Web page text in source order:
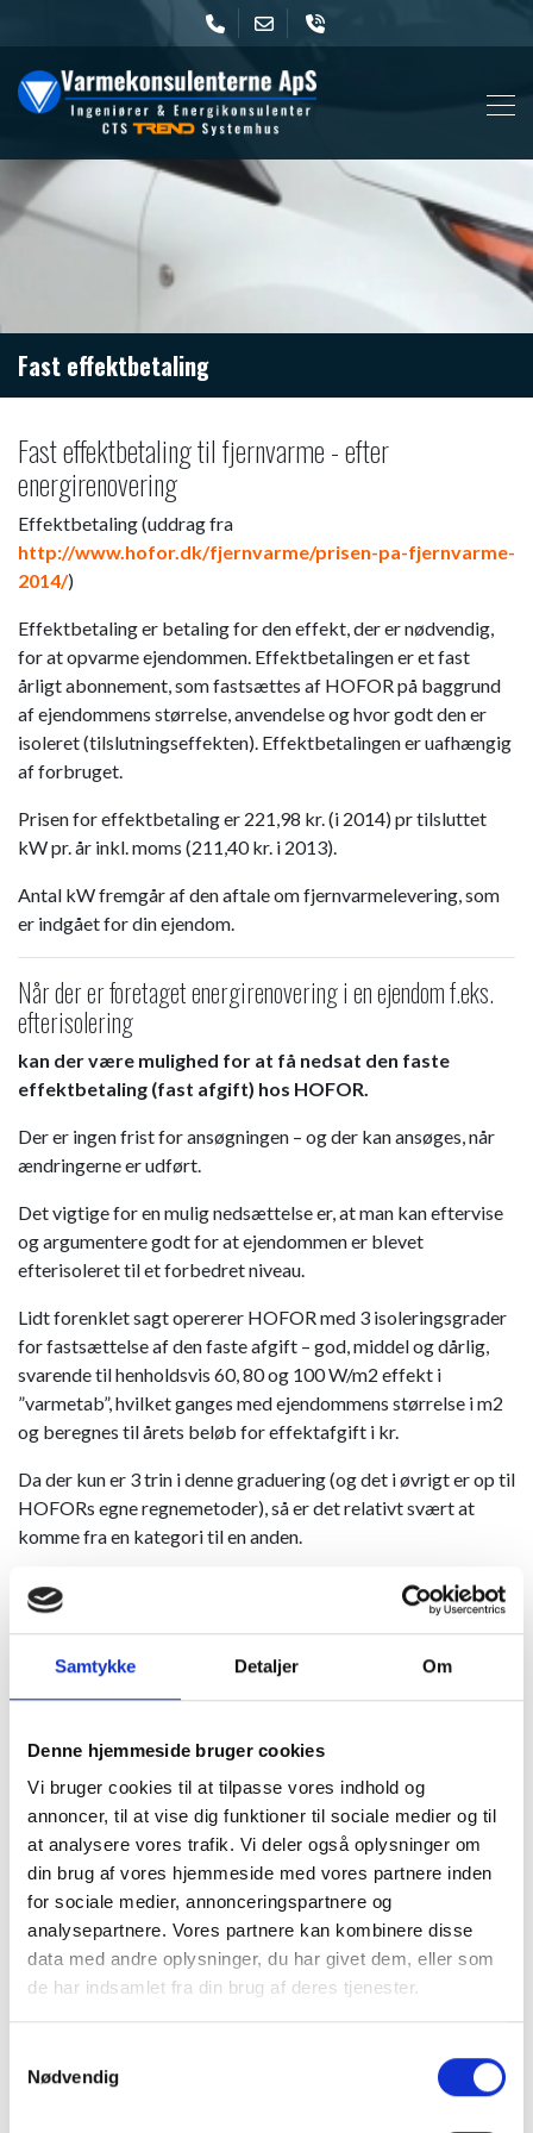
Samtykke Detaljer Om
Denne hjemmeside bruger cookies
Vi bruger cookies til at tilpasse vores indhold og
annoncer, til at vise dig funktioner til sociale medier og til
at analysere vores trafik. Vi deler også oplysninger om
din brug af vores hjemmeside med vores partnere inden
for sociale medier, annonceringspartnere og
analysepartnere. Vores partnere kan kombinere disse
data med andre oplysninger, du har givet dem, eller som
de har indsamlet fra din brug af deres tjenester.
Nødvendig
to
main
content
Fast effektbetaling
Fast effektbetaling til fjernvarme - efter
energirenovering​
Effektbetaling (uddrag fra
http://www.hofor.dk/fjernvarme/prisen-pa-fjernvarme-
2014/)
Effektbetaling er betaling for den effekt, der er nødvendig,
for at opvarme ejendommen. Effektbetalingen er et fast
årligt abonnement, som fastsættes af HOFOR på baggrund
af ejendommens størrelse, anvendelse og hvor godt den er
isoleret (tilslutningseffekten). Effektbetalingen er uafhængig
af forbruget.
Prisen for effektbetaling er 221,98 kr. (i 2014) pr tilsluttet
kW pr. år inkl. moms (211,40 kr. i 2013).
Antal kW fremgår af den aftale om fjernvarmelevering, som
er indgået for din ejendom.​
Når der er foretaget energirenovering i en ejendom f.eks.
efterisolering
kan der være mulighed for at få nedsat den faste
effektbetaling (fast afgift) hos HOFOR.
Der er ingen frist for ansøgningen – og der kan ansøges, når
ændringerne er udført.
​Det vigtige for en mulig nedsættelse er, at man kan eftervise
og argumentere godt for at ejendommen er blevet
efterisoleret til et forbedret niveau.
​Lidt forenklet sagt opererer HOFOR med 3 isoleringsgrader
for fastsættelse af den faste afgift – god, middel og dårlig,
svarende til henholdsvis 60, 80 og 100 W/m2 effekt i
”varmetab”, hvilket ganges med ejendommens størrelse i m2
og beregnes til årets beløb for effektafgift i kr.
​Da der kun er 3 trin i denne graduering (og det i øvrigt er op til
HOFORs egne regnemetoder), så er det relativt svært at
komme fra en kategori til en anden.
​Det gode ved en eventuel nedsættelse er, at denne fortsætter
hvert år i fremtiden i form af en kontant besparelse.
Derudover er tendensen at grund-indekset for den faste
afgift stiger - udover inflationen, idet den faste afgift fra
2013 til 2014 steg 5 %.
​Grundtanken med at HOFOR opkræver en fast afgift er, at
(værkerne og ledningerne i jord). Men vi mener, at denne faste
afgift generelt er for høj – og at den reducerer incitamentet til
energibesparelser. Derfor er vi principielt af miljømæssige
hensyn modstandere af den faste afgifts niveau.
​Den faste afgift for ejendommen fastsættes således ud fra 2
parametre – isoleringsgraden og det udregnede areal i m2.
Arealet udregnes efter en kompliceret formel hvor
boligarealet og halvdelen af kælderen er det primære. Når vi
i en del tilfælde kan der også optimeres lidt på beregningen